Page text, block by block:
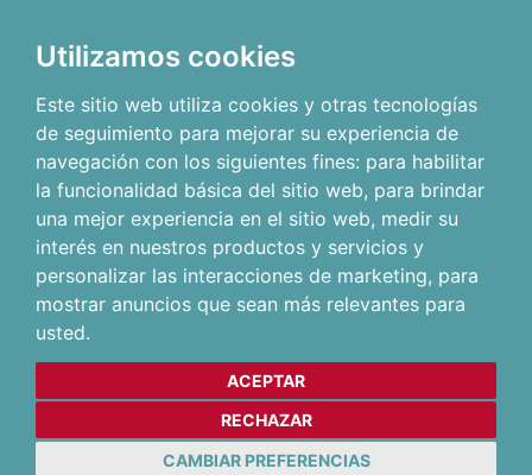
Utilizamos cookies
Este sitio web utiliza cookies y otras tecnologías
de seguimiento para mejorar su experiencia de
navegación con los siguientes fines: para habilitar
la funcionalidad básica del sitio web, para brindar
una mejor experiencia en el sitio web, medir su
interés en nuestros productos y servicios y
personalizar las interacciones de marketing, para
mostrar anuncios que sean más relevantes para
usted.
ACEPTAR
RECHAZAR
CAMBIAR PREFERENCIAS